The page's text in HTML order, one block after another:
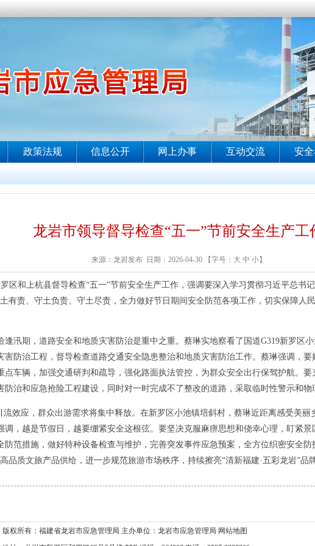
龙岩市领导督导检查“五一”节前安全生产工
来源：龙岩发布 日期：2026-04-30 【字号： 大 中 小】
和上杭县督导检查“五一”节前安全生产工作，强调要深入学习贯彻习近平总书
有责、守土负责、守土尽责，全力做好节日期间安全防范各项工作，切实保障人
期，道路安全和地质灾害防治是重中之重。蔡琳实地察看了国道G319新罗区
害防治工程，督导检查道路交通安全隐患整治和地质灾害防治工作。蔡琳强调，
点车辆，加强交通研判和疏导，强化路面执法管控，为群众安全出行保驾护航。
防治和应急抢险工程建设，同时对一时完成不了整改的道路，采取临时性警示和
应，群众出游需求将集中释放。在新罗区小池镇培斜村，蔡琳近距离感受美丽
调，越是节假日，越要绷紧安全这根弦。要坚决克服麻痹思想和侥幸心理，盯紧
防范措施，做好特种设备检查与维护，完善突发事件应急预案，全方位织密安全
品质文旅产品供给，进一步规范旅游市场秩序，持续擦亮“清新福建·五彩龙岩”品